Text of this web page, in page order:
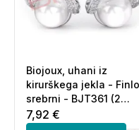
Biojoux, uhani iz
kirurškega jekla - Finlo
srebrni - BJT361 (2
uhana)
7,92 €